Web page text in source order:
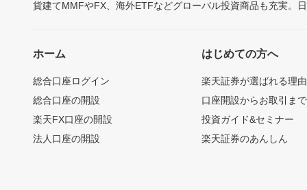
貨建てMMFやFX、海外ETFなどグローバル投資商品も充実。
ホーム
総合口座ログイン
総合口座の開設
楽天FX口座の開設
法人口座の開設
はじめての方へ
楽天証券が選ばれる理由
口座開設からお取引ま
投資ガイド&セミナー
楽天証券のあんしん